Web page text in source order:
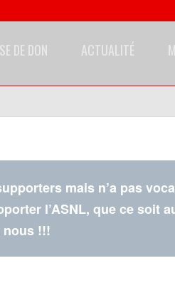
DE DON ACTUALITÉ
mais n’a pas
l’ASNL, que ce soit
nous !!!